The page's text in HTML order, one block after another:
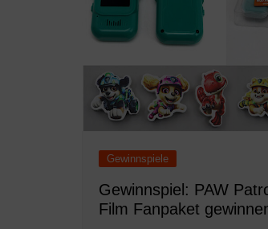
Gewinnspiele
Gewinnspiel: PAW
Film Fanpaket